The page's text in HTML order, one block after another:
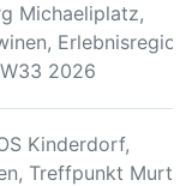
Michaeliplatz,
Erlebnisregion
2026
Kinderdorf,
Treffpunkt Murtal